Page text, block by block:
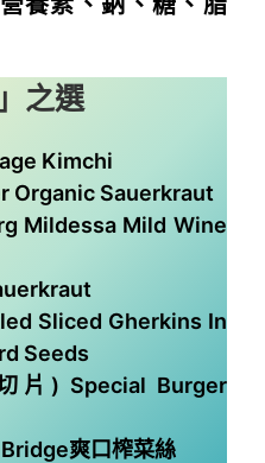
之選
Kimchi
Organic Sauerkraut
Mildessa Mild Wine
Sliced Gherkins In
Seeds
片) Special Burger
爽口榨菜絲